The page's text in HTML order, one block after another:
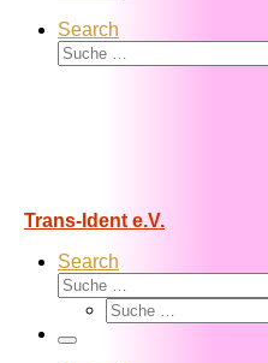
Search
Suche
Trans-Ident e.V.
Search
Suche
Suche
Menü